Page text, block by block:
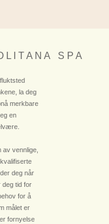
L I T A N A S P A
la deg
merkbare
en
av vennlige,
deg når
deg tid for
for å
målet er
fornyelse